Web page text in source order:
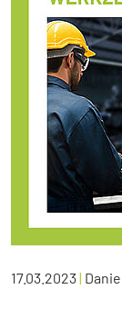
17.03.2023|